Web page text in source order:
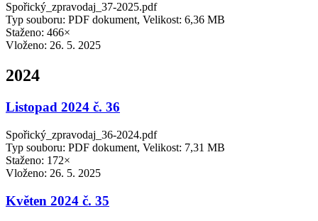
Spořický_zpravodaj_37-2025.pdf
Typ souboru: PDF dokument, Velikost: 6,36 MB
Staženo: 466×
Vloženo: 26. 5. 2025
2024
Listopad 2024 č. 36
Spořický_zpravodaj_36-2024.pdf
Typ souboru: PDF dokument, Velikost: 7,31 MB
Staženo: 172×
Vloženo: 26. 5. 2025
Květen 2024 č. 35